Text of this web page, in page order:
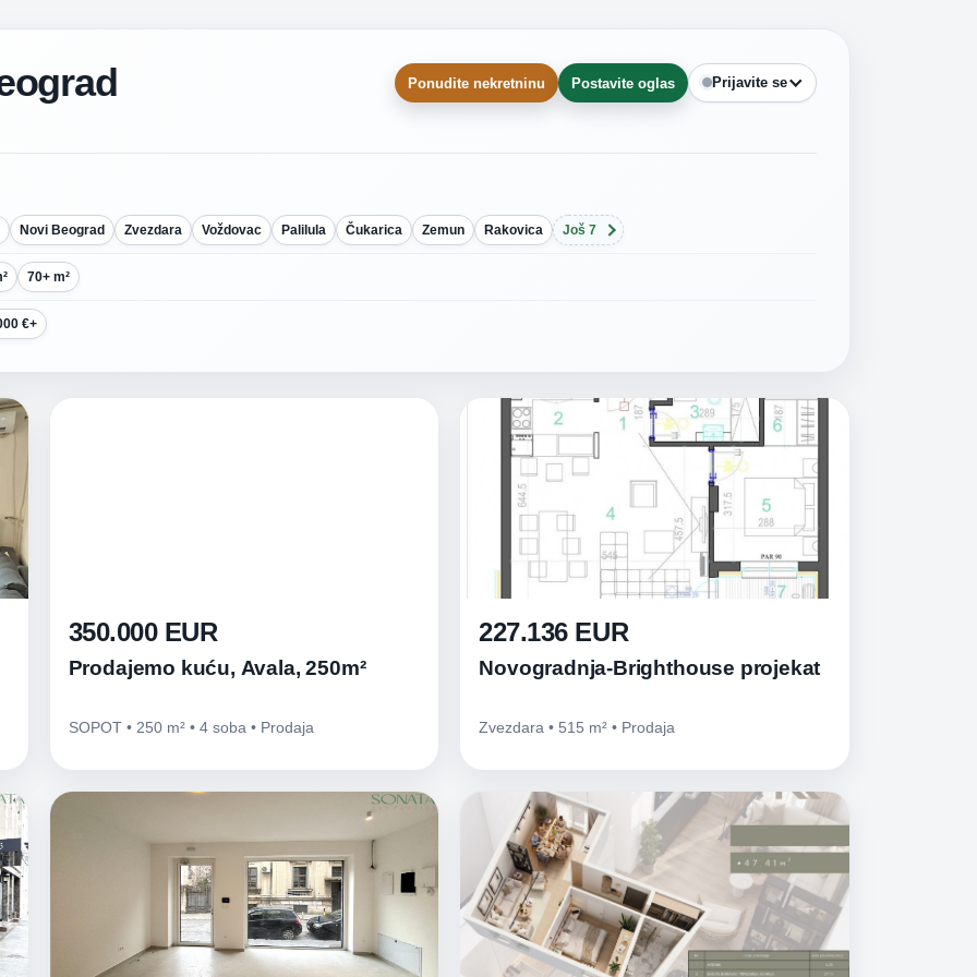
Ponudite nekretninu Postavite oglas Prijavite se
Novi Beograd Zvezdara Voždovac Palilula Čukarica Zemun Rakovica Još 7
70+ m²
€+
350.000 EUR
Prodajemo kuću, Avala, 250m²
SOPOT • 250 m² • 4 soba • Prodaja
227.136 EUR
Novogradnja-Brighthouse projekat
Zvezdara • 515 m² • Prodaja